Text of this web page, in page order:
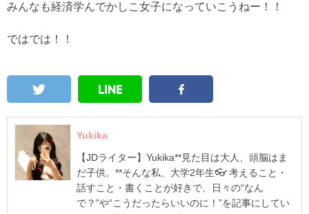
みんなも経済学んでかしこ女子になっていこうねー！！
ではでは！！
Yukika
【JDライター】Yukika**見た目は大人、頭脳はま
だ子供。**そんな私、大学2年生👓 考えること・
話すこと・書くことが好きで、日々の“なん
で？”や“こうだったらいいのに！”を記事にしてい